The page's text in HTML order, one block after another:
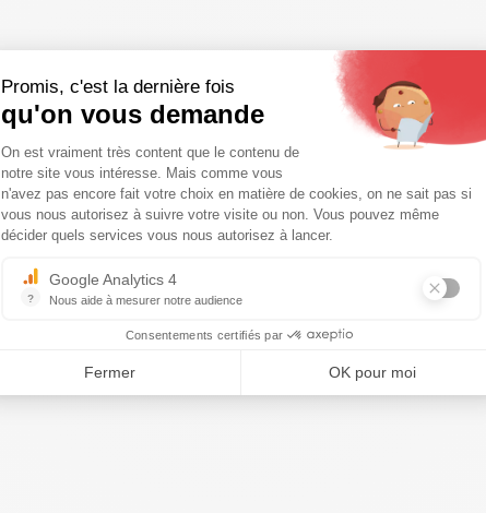
Promis, c'est la dernière fois
qu'on vous demande
Plateforme de Gestion du
On est vraiment très content que le contenu de
notre site vous intéresse. Mais comme vous
n'avez pas encore fait votre choix en matière de cookies, on ne sait pas si
vous nous autorisez à suivre votre visite ou non. Vous pouvez même
décider quels services vous nous autorisez à lancer.
?
Google Analytics 4
Nous aide à mesurer notre audience
Consentements certifiés par
Fermer OK pour moi
Axeptio consent